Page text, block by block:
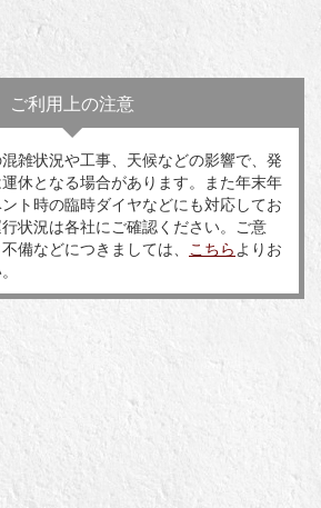
ご利用上の注意
混雑状況や工事、天候などの影響で、発
休となる場合があります。また年末年
ト時の臨時ダイヤなどにも対応してお
状況は各社にご確認ください。ご意
備などにつきましては、
こちら よりお